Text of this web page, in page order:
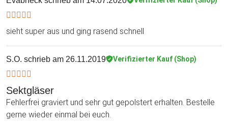
sieht super aus und ging rasend schnell
S.O. schrieb am 26.11.2019 Verifizierter Kauf (Shop)
Sektgläser
Fehlerfrei graviert und sehr gut gepolstert erhalten. Bestelle
gerne wieder einmal bei euch.